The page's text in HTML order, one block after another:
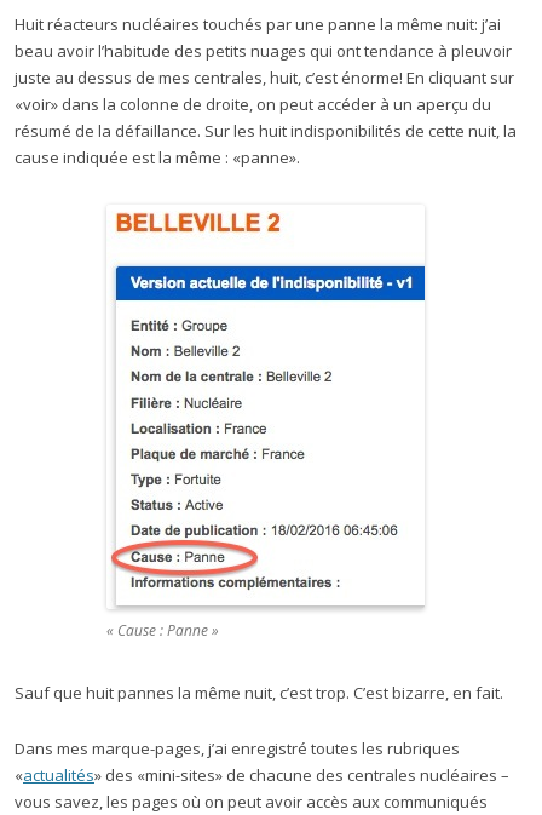
Huit réacteurs nucléaires touchés par une panne la même nuit: j’ai
beau avoir l’habitude des petits nuages qui ont tendance à pleuvoir
juste au dessus de mes centrales, huit, c’est énorme! En cliquant sur
«voir» dans la colonne de droite, on peut accéder à un aperçu du
résumé de la défaillance. Sur les huit indisponibilités de cette nuit, la
cause indiquée est la même : «panne».
« Cause : Panne »
Sauf que huit pannes la même nuit, c’est trop. C’est bizarre, en fait.
Dans mes marque-pages, j’ai enregistré toutes les rubriques
«actualités» des «mini-sites» de chacune des centrales nucléaires –
vous savez, les pages où on peut avoir accès aux communiqués